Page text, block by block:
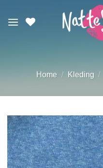
naar
Home / Kleding /